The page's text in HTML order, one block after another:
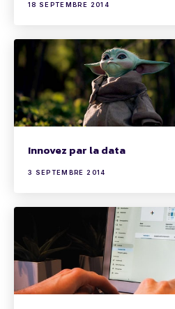
18 SEPTEMBRE 2014
Innovez par la data
3 SEPTEMBRE 2014